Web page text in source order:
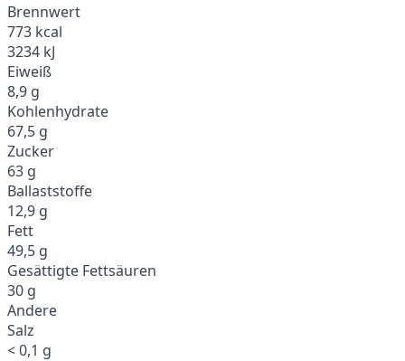
Brennwert
773 kcal
3234 kJ
Eiweiß
8,9 g
Kohlenhydrate
67,5 g
Zucker
63 g
Ballaststoffe
12,9 g
Fett
49,5 g
Gesättigte Fettsäuren
30 g
Andere
Salz
< 0,1 g